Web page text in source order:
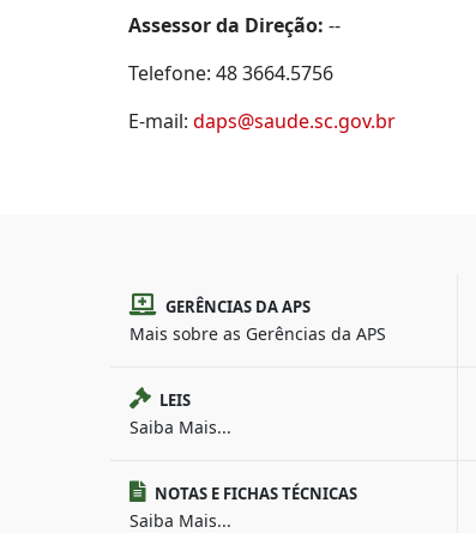
Assessor da Direção: --
Telefone: 48 3664.5756
E-mail: daps@saude.sc.gov.br
GERÊNCIAS DA APS
Mais sobre as Gerências da APS
LEIS
Saiba Mais...
NOTAS E FICHAS TÉCNICAS
Saiba Mais...